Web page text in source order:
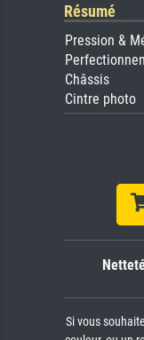
Résumé
Pression &
Châssis
Cintre photo
Si vous